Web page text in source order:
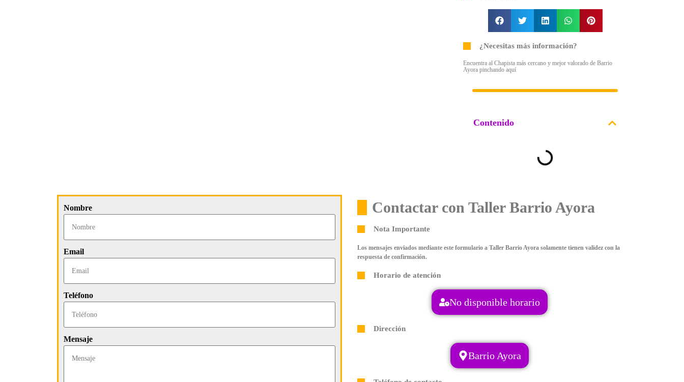
¿Necesitas más información?
Encuentra al Chapista más cercano y mejor valorado de Barrio
Ayora pinchando aquí
Contenido
Nombre
Email
Teléfono
Mensaje
Contactar con Taller Barrio Ayora
Nota Importante
Los mensajes enviados mediante este formulario a Taller Barrio Ayora solamente tienen validez con la
respuesta de confirmación.
Horario de atención
No disponible horario
Dirección
Barrio Ayora